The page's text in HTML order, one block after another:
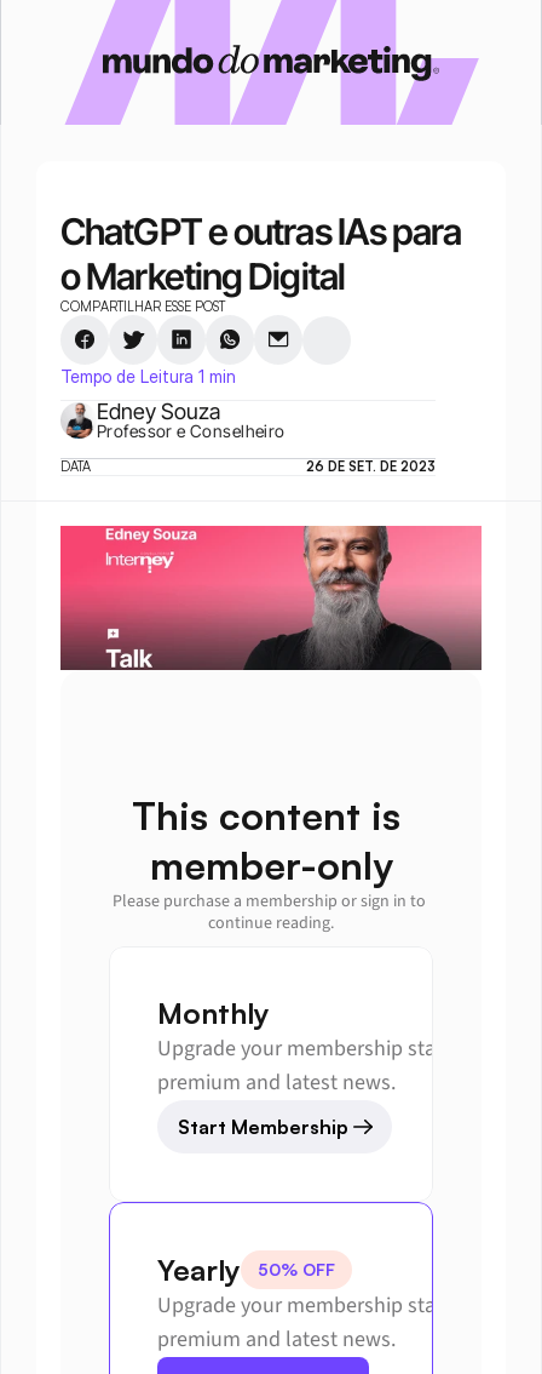
ChatGPT e outras IAs para
o Marketing Digital
COMPARTILHAR ESSE POST
Tempo de Leitura 1 min
Edney Souza
Professor e Conselheiro
DATA 26 DE SET. DE 2023
This content is
member-only
Please purchase a membership or sign in to
continue reading.
Monthly
Upgrade your membership status to get
premium and latest news.
Start Membership
Yearly 50% OFF
Upgrade your membership status to get
premium and latest news.